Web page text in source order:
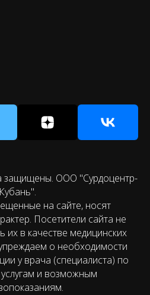
защищены. ООО "Сурдоцентр-
Кубань".
на сайте, носят
Посетители сайта не
их в качестве медицинских
о необходимости
у врача (специалиста) по
и возможным